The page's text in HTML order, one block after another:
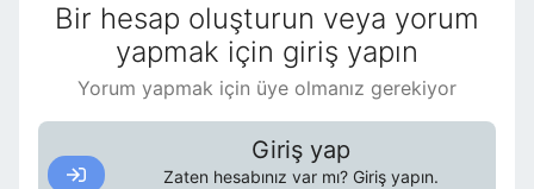
Bir hesap oluşturun veya yorum
yapmak için giriş yapın
Yorum yapmak için üye olmanız gerekiyor
Giriş yap
Zaten hesabınız var mı? Giriş yapın.